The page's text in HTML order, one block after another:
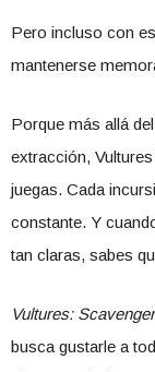
Pero incluso con
mantenerse
Porque más allá
extracción,
juegas. Cada
constante. Y
tan claras, sabes
Vultures:
busca gustarle a